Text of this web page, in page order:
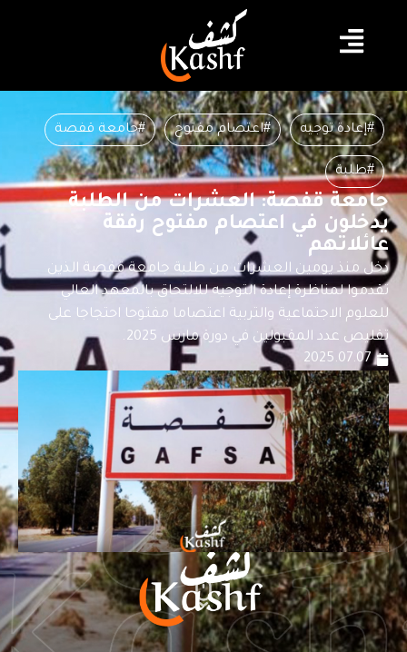
#إعادة توجيه #اعتصام مفتوح #جامعة قفصة
#طلبة
جامعة قفصة: العشرات من الطلبة
يدخلون في اعتصام مفتوح رفقة
عائلاتهم
دخل منذ يومين العشرات من طلبة جامعة قفصة الذين
تقدموا لمناظرة إعادة التوجيه للالتحاق بالمعهد العالي
للعلوم الاجتماعية والتربية اعتصاما مفتوحا احتجاجا على
تقليص عدد المقبولين في دورة مارس 2025.
2025.07.07